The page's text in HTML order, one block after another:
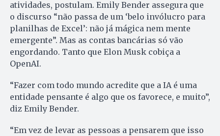
atividades, postulam. Emily Bender assegura que
o discurso “não passa de um ‘belo invólucro para
planilhas de Excel’: não já mágica nem mente
emergente”. Mas as contas bancárias só vão
engordando. Tanto que Elon Musk cobiça a
OpenAI.
“Fazer com todo mundo acredite que a IA é uma
entidade pensante é algo que os favorece, e muito”,
diz Emily Bender.
“Em vez de levar as pessoas a pensarem que isso